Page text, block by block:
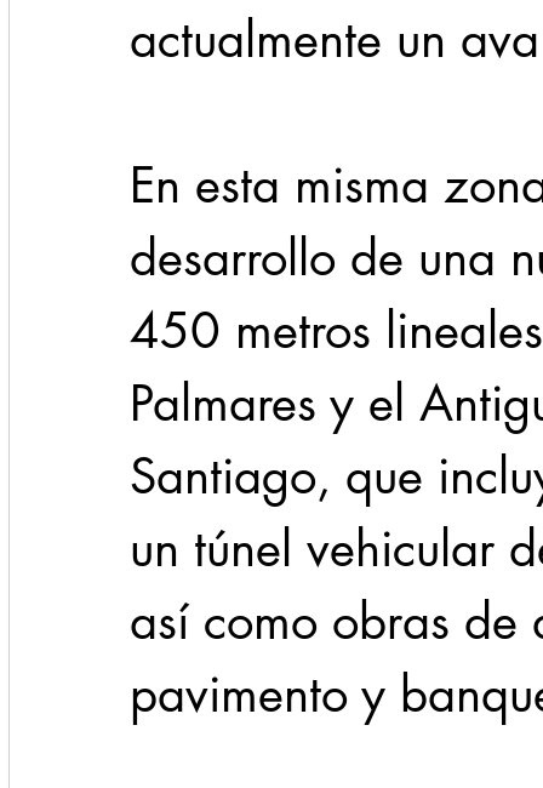
actualmente un
En esta misma
desarrollo de una
450 metros
Palmares y el
Santiago, que
un túnel vehicular
así como obras
pavimento y